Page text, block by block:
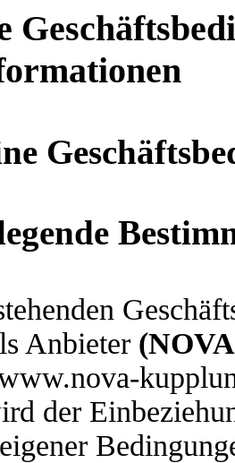
Anbieter (
der